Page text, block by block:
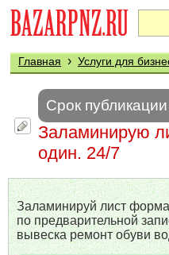
Главная › Услуги для
Срок
Заламинирую
один. 24/7
Заламинируй лист
по предварительной
вывеска ремонт обуви